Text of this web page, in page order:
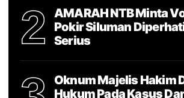
2
AMARAH NTB Minta
Pokir Siluman
Serius
Oknum Majelis Hakim
Hukum Pada Kasus